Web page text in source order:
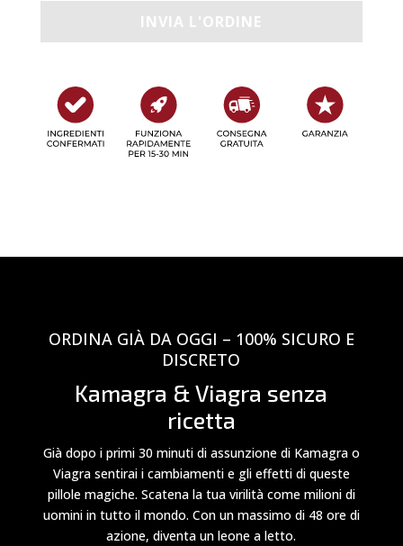
ORDINA GIÀ DA OGGI – 100% SICURO E
DISCRETO
Kamagra & Viagra senza
ricetta
Già dopo i primi 30 minuti di assunzione di Kamagra o
Viagra sentirai i cambiamenti e gli effetti di queste
pillole magiche. Scatena la tua virilità come milioni di
uomini in tutto il mondo. Con un massimo di 48 ore di
azione, diventa un leone a letto.